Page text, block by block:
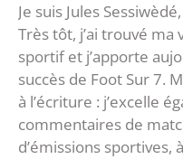
Je suis Jules
Très tôt, j’ai trouvé
sportif et j’apporte
succès de Foot Sur 7.
à l’écriture : j’excelle
commentaires de
d’émissions sportives,